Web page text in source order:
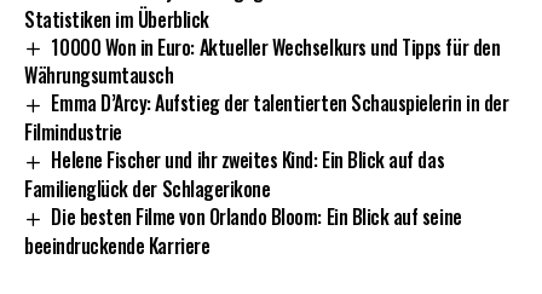
Statistiken im Überblick
10000 Won in Euro: Aktueller Wechselkurs und Tipps für den
Währungsumtausch
Emma D’Arcy: Aufstieg der talentierten Schauspielerin in der
Filmindustrie
Helene Fischer und ihr zweites Kind: Ein Blick auf das
Familienglück der Schlagerikone
Die besten Filme von Orlando Bloom: Ein Blick auf seine
beeindruckende Karriere